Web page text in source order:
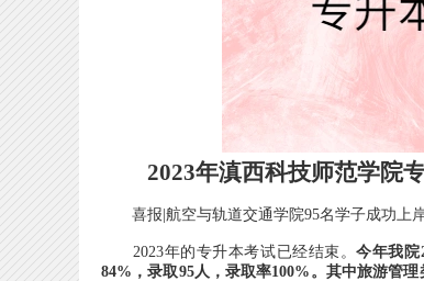
2023年滇西科技师范学院
喜报|航空与轨道交通学院95名学子成功上
2023年的专升本考试已经结束。今年我院
84%，录取95人，录取率100%。其中旅游管